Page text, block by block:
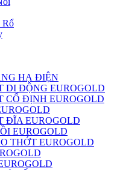
Rổ
HẠ ĐIỆN
DI ĐỘNG EUROGOLD
CỐ ĐỊNH EUROGOLD
ĐĨA EUROGOLD
EUROGOLD
THỚT EUROGOLD